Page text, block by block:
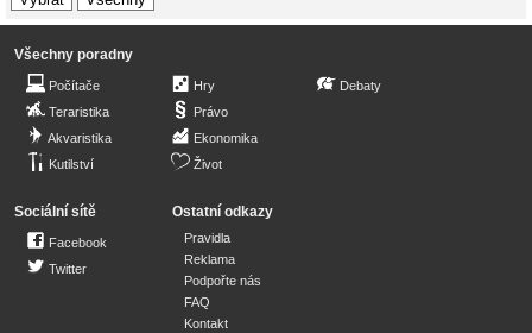
Všechny poradny
Počítače
Teraristika
Akvaristika
Kutilství
Hry
Právo
Ekonomika
Život
Debaty
Sociální sítě
Facebook
Twitter
Ostatní odkazy
Pravidla
Reklama
Podpořte nás
FAQ
Kontakt